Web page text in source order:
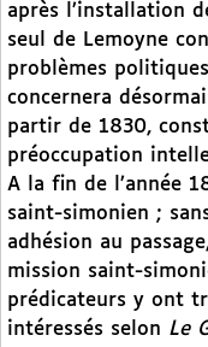
après l’installation
seul de Lemoyne
problèmes
concernera
partir de 1830,
préoccupation
A la fin de l’année
saint-simonien ;
adhésion au
mission saint-
prédicateurs y ont
intéressés selon Le